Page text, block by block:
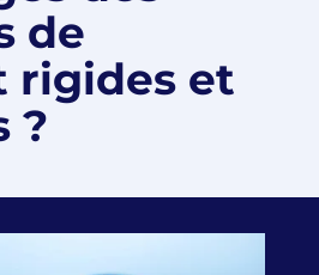
de
rigides et
?